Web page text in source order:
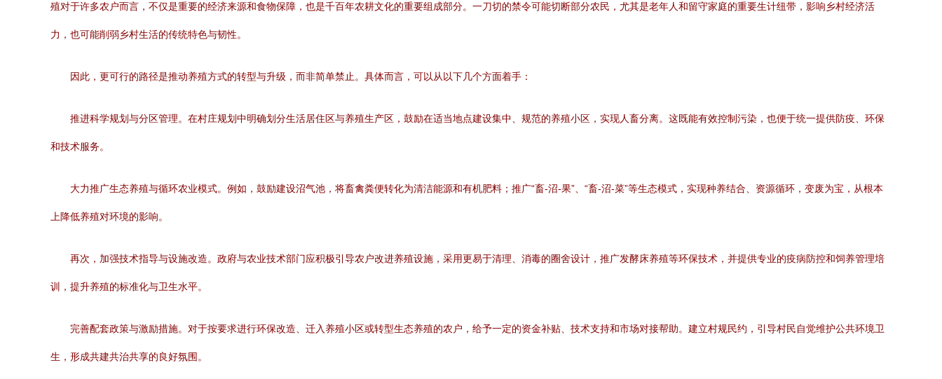
殖对于许多农户而言，不仅是重要的经济来源和食物保障，也是千百年农耕文化的重要组成部分。一刀切的禁令可能切断部分农民，尤其是老年人和留守家庭的重要生计纽带，影响乡村经济活
力，也可能削弱乡村生活的传统特色与韧性。
因此，更可行的路径是推动养殖方式的转型与升级，而非简单禁止。具体而言，可以从以下几个方面着手：
推进科学规划与分区管理。在村庄规划中明确划分生活居住区与养殖生产区，鼓励在适当地点建设集中、规范的养殖小区，实现人畜分离。这既能有效控制污染，也便于统一提供防疫、环保
和技术服务。
大力推广生态养殖与循环农业模式。例如，鼓励建设沼气池，将畜禽粪便转化为清洁能源和有机肥料；推广“畜-沼-果”、“畜-沼-菜”等生态模式，实现种养结合、资源循环，变废为宝，从根本
上降低养殖对环境的影响。
再次，加强技术指导与设施改造。政府与农业技术部门应积极引导农户改进养殖设施，采用更易于清理、消毒的圈舍设计，推广发酵床养殖等环保技术，并提供专业的疫病防控和饲养管理培
训，提升养殖的标准化与卫生水平。
完善配套政策与激励措施。对于按要求进行环保改造、迁入养殖小区或转型生态养殖的农户，给予一定的资金补贴、技术支持和市场对接帮助。建立村规民约，引导村民自觉维护公共环境卫
生，形成共建共治共享的良好氛围。